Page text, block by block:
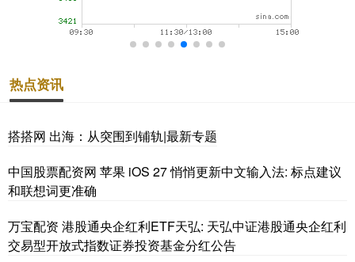
热点资讯
搭搭网 出海：从突围到铺轨|最新专题
中国股票配资网 苹果 iOS 27 悄悄更新中文输入法: 标点建议
和联想词更准确
万宝配资 港股通央企红利ETF天弘: 天弘中证港股通央企红利
交易型开放式指数证券投资基金分红公告